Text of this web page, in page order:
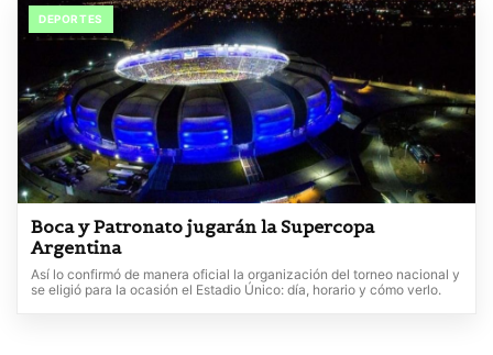
DEPORTES
Boca y Patronato jugarán la Supercopa
Argentina
Así lo confirmó de manera oficial la organización del torneo nacional y
se eligió para la ocasión el Estadio Único: día, horario y cómo verlo.